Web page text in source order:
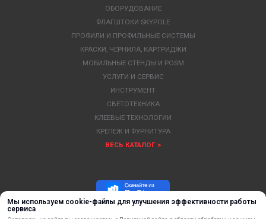
Мы используем cookie-файлы для улучшения эффективности работы
сервиса
ОБОРУДОВАНИЕ
ФЛАГШТОКИ SKYPOLE
ПРОФИЛИ И ПРОФИЛЬНЫЕ СИСТЕМЫ
КРАСКИ, ЧЕРНИЛА, КАРТРИДЖИ
МОБИЛЬНЫЕ СТЕНДЫ И POSM
УСЛУГИ И СЕРВИС
ИНСТРУМЕНТ
СВЕТОТЕХНИКА
КЛЕЕВЫЕ ТЕХНОЛОГИИ
КРЕПЕЖ И ФУРНИТУРА
ВЕСЬ КАТАЛОГ >